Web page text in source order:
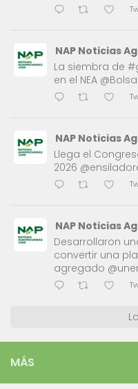
NAP Noticias
La siembra de
en el NEA
NAP Noticias
Llega el
2026
NAP Noticias
Desarrollaron
convertir una
agregado
MÁS